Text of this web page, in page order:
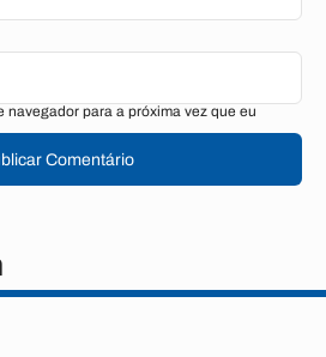
navegador para a próxima vez que eu
Comentário